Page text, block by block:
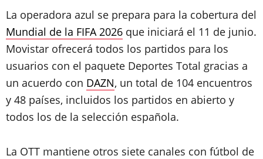
La operadora azul se prepara para la cobertura del
Mundial de la FIFA 2026 que iniciará el 11 de junio.
Movistar ofrecerá todos los partidos para los
usuarios con el paquete Deportes Total gracias a
un acuerdo con DAZN, un total de 104 encuentros
y 48 países, incluidos los partidos en abierto y
todos los de la selección española.
La OTT mantiene otros siete canales con fútbol de